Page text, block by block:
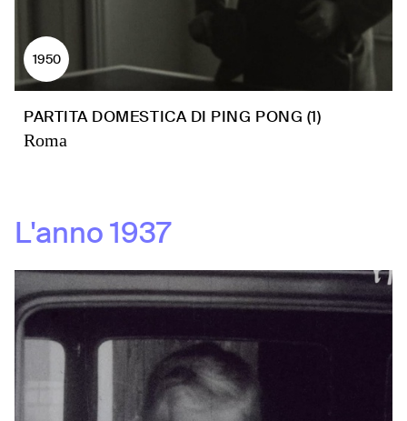
1950
PARTITA DOMESTICA DI PING PONG (1)
Roma
L'anno1937